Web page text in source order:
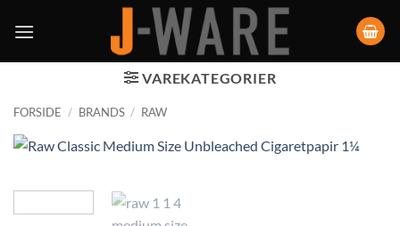
VAREKATEGORIER
FORSIDE / BRANDS / RAW